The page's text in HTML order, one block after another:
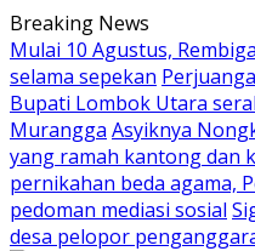
Skip
to
content
Breaking News
Mulai 10 Agustus,
selama sepekan
Bupati Lombok Utara
Murangga Asyiknya
yang ramah kantong dan
pernikahan beda agama,
pedoman mediasi sosial
desa pelopor